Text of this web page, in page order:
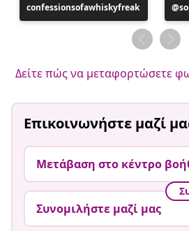
ανάρτηση
δημοσιεύθηκε
confessionsofawhiskyfreak
Η
Δείτε πώς να μεταφορτώσετε
Επικοινωνήστε μαζί
Μετάβαση στο κέντρο
Συνομιλήστε μαζί μας